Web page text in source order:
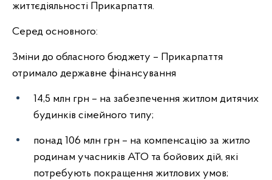
життєдіяльності Прикарпаття.
Серед основного:
Зміни до обласного бюджету – Прикарпаття
отримало державне фінансування
14,5 млн грн – на забезпечення житлом дитячих
будинків сімейного типу;
понад 106 млн грн – на компенсацію за житло
родинам учасників АТО та бойових дій, які
потребують покращення житлових умов;